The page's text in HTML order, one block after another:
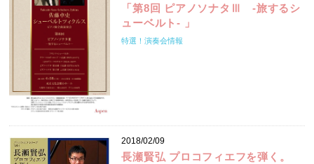
「第8回 ピアノソナタⅢ ‐旅するシ
ューベルト‐ 」
特選！演奏会情報
2018/02/09
長瀬賢弘 プロコフィエフを弾く。